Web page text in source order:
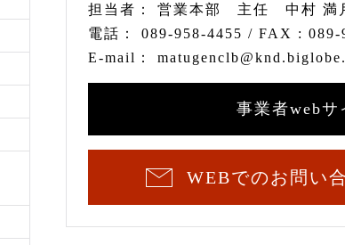
担当者： 営業本部 主任 中村 満
電話： 089-958-4455 / FAX : 089-
E-mail：
事業者webサ
WEBでのお問い